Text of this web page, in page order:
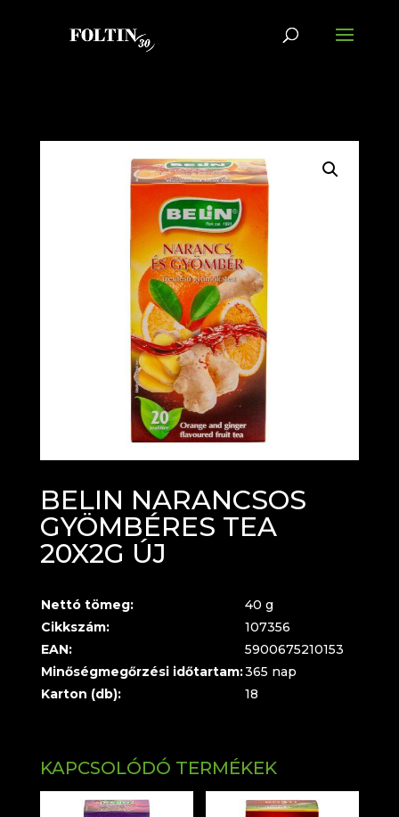
BELIN NARANCSOS
GYÖMBÉRES TEA
20X2G ÚJ
Nettó tömeg:
40 g
Cikkszám:
107356
EAN:
5900675210153
Minőségmegőrzési időtartam:365 nap
Karton (db):
18
KAPCSOLÓDÓ TERMÉKEK